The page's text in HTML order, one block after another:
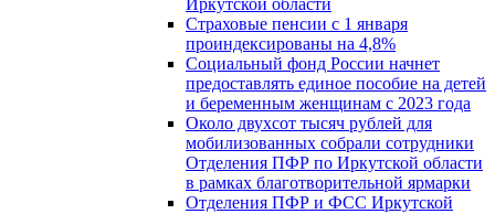
Страховые пенсии с 1 января
проиндексированы на 4,8%
Социальный фонд России начнет
предоставлять единое пособие на детей
и беременным женщинам с 2023 года
Около двухсот тысяч рублей для
мобилизованных собрали сотрудники
Отделения ПФР по Иркутской области
в рамках благотворительной ярмарки
Отделения ПФР и ФСС Иркутской